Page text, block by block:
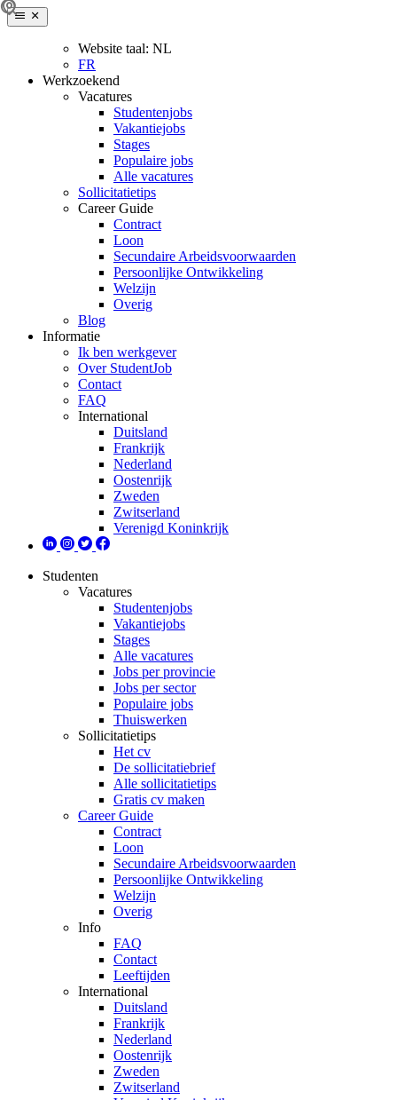
Website taal: NL
FR
Werkzoekend
Vacatures
Studentenjobs
Vakantiejobs
Stages
Populaire jobs
Alle vacatures
Sollicitatietips
Career Guide
Contract
Loon
Secundaire Arbeidsvoorwaarden
Persoonlijke Ontwikkeling
Welzijn
Overig
Blog
Informatie
Ik ben werkgever
Over StudentJob
Contact
FAQ
International
Duitsland
Frankrijk
Nederland
Oostenrijk
Zweden
Zwitserland
Verenigd Koninkrijk
Studenten
Vacatures
Studentenjobs
Vakantiejobs
Stages
Alle vacatures
Jobs per provincie
Jobs per sector
Populaire jobs
Thuiswerken
Sollicitatietips
Het cv
De sollicitatiebrief
Alle sollicitatietips
Gratis cv maken
Career Guide
Contract
Loon
Secundaire Arbeidsvoorwaarden
Persoonlijke Ontwikkeling
Welzijn
Overig
Info
FAQ
Contact
Leeftijden
International
Duitsland
Frankrijk
Nederland
Oostenrijk
Zweden
Zwitserland